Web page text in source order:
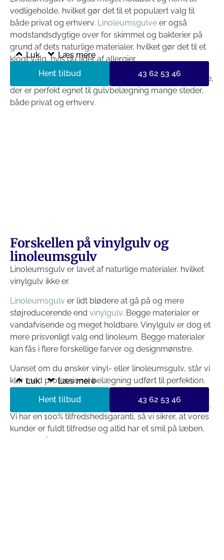
vedligeholde, hvilket gør det til et populært valg til
både privat og erhverv. Linoleumsgulve er også
modstandsdygtige over for skimmel og bakterier på
grund af dets naturlige materialer, hvilket gør det til et
klogt valg, hvis du lider af allergier.
Alt i alt er linoleum et bæredygtigt og alsidigt materiale,
der er perfekt egnet til gulvbelægning mange steder,
både privat og erhverv.
Luk
Læs mere
Hent tilbud
43 62 53 46
Forskellen på vinylgulv og
linoleumsgulv
Linoleumsgulv er lavet af naturlige materialer, hvilket
vinylgulv ikke er.
Linoleumsgulv er lidt blødere at gå på og mere
støjreducerende end vinylgulv. Begge materialer er
vandafvisende og meget holdbare. Vinylgulv er dog et
mere prisvenligt valg end linoleum. Begge materialer
kan fås i flere forskellige farver og designmønstre.
Uanset om du ønsker vinyl- eller linoleumsgulv, står vi
klar med professionel belægning udført til perfektion.
at rådgive dig, så vi kan finde den bedste løsning til dig.
Vi har en 100% tilfredshedsgaranti, så vi sikrer, at vores
kunder er fuldt tilfredse og altid har et smil på læben,
inden vi går derfra.
Luk
Læs mere
Hent tilbud
43 62 53 46